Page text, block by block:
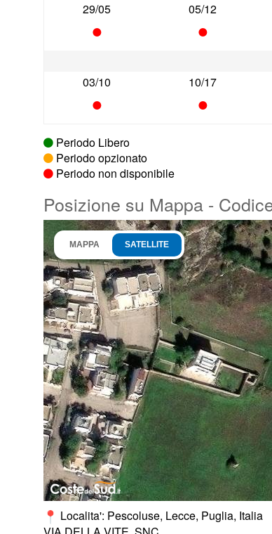
29/05
• 05/12
•
03/10
• 10/17
•
Periodo Libero
Periodo opzionato
Periodo non disponibile
Posizione su Mappa -
MAPPA SATELLITE
Localita': Pescoluse, Lecce, Puglia, Italia